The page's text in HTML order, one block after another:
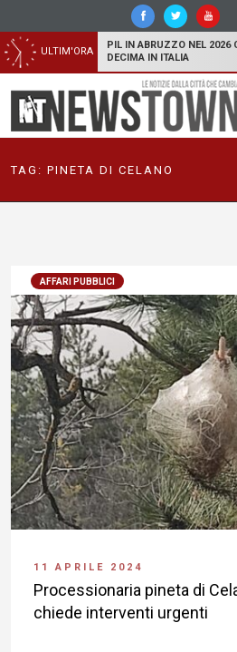
ULTIM'ORA
PIL IN ABRUZZO NEL 2026
DECIMA IN ITALIA
TAG: PINETA DI CELANO
AFFARI PUBBLICI
11 APRILE 2024
Processionaria pineta di
chiede interventi urgenti